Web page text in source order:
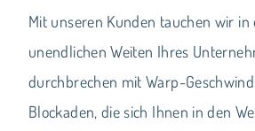
Mit unseren Kunden tauchen wir in
unendlichen Weiten Ihres
durchbrechen mit Warp-
Blockaden, die sich Ihnen in den